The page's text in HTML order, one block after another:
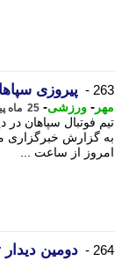
263 - پیروزی
مهر - ورزشی- 25 ماه پیش - سه شنبه 2 مرداد 1403، 19:45
تیم فوتبال سپاهان
به گزارش خبرگزاری
امروز از ساعت ...
264 - دومین